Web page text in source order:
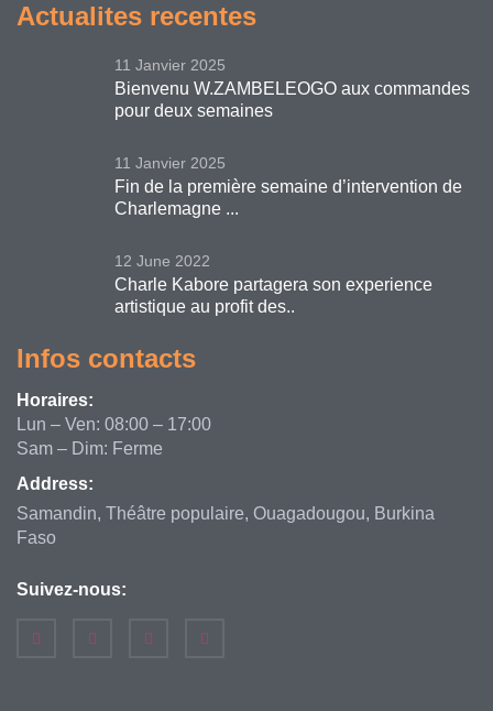
Actualites recentes
11 Janvier 2025
Bienvenu W.ZAMBELEOGO aux commandes
pour deux semaines
11 Janvier 2025
Fin de la première semaine d’intervention de
Charlemagne ...
12 June 2022
Charle Kabore partagera son experience
artistique au profit des..
Infos contacts
Horaires:
Lun – Ven: 08:00 – 17:00
Sam – Dim: Ferme
Address:
Samandin, Théâtre populaire, Ouagadougou, Burkina
Faso
Suivez-nous: